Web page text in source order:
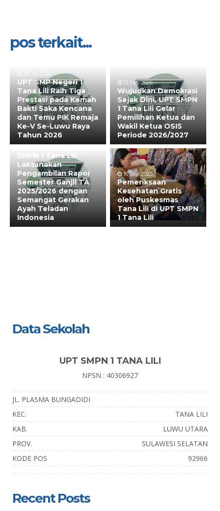
pos terkait...
28 Jul 2026
UPT SMP Negeri 1
Tana Lili Raih Tiga
Prestasi pada Kemah
Bakti Saka Kencana
dan Temu PIK Remaja
Ke-V Se-Luwu Raya
Tahun 2026
13 Feb 2026
Wujudkan Demokrasi
Sejak Dini, UPT SMPN
1 Tana Lili Gelar
Pemilihan Ketua dan
Wakil Ketua OSIS
Periode 2026/2027
SMPN 1 Tana Lili
Laksanakan
Pengambilan Rapor
Semester Ganjil TA
2025/2026 dengan
Semangat Gerakan
Ayah Teladan
Indonesia
16 Sep 2025
Pemeriksaan
Kesehatan Gratis
oleh Puskesmas
Tana Lili di UPT SMPN
1 Tana Lili
Data Sekolah
UPT SMPN 1 TANA LILI
NPSN : 40306927
JL. PLASMA BUNGADIDI
KEC.
TANA LILI
KAB.
LUWU UTARA
PROV.
SULAWESI SELATAN
KODE POS
92966
Recent Posts